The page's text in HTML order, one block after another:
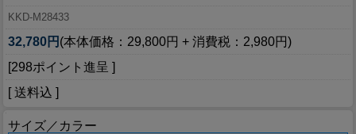
KKD-M28433
32,780円 (本体価格：29,800円 + 消費税：2,980円)
[298ポイント進呈 ]
[ 送料込 ]
サイズ／カラー